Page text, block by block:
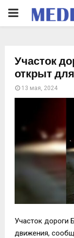
PRIMARY
Участок
открыт
13 мая, 2024
Участок дороги
движения,